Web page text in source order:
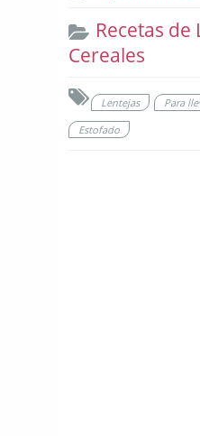
Recetas
Cereales
Lentejas Para
Estofado